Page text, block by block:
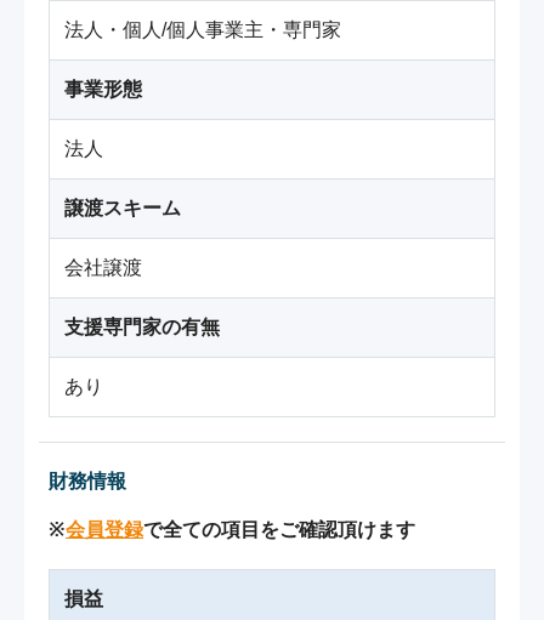
法人・個人/個人事業主・専門家
事業形態
法人
譲渡スキーム
会社譲渡
支援専門家の有無
あり
財務情報
※会員登録で全ての項目をご確認頂けます
損益